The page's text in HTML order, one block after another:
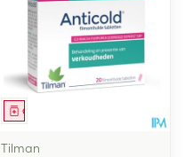
Geneesmiddel
Tilman